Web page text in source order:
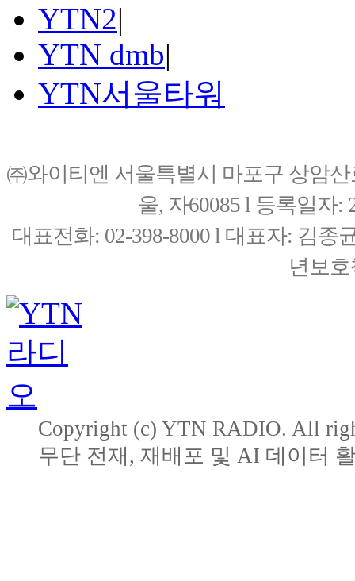
YTN2|
YTN dmb|
YTN서울타워
㈜와이티엔 서울특별시 마포구 상암
울, 자60085 l 등록일자:
대표전화: 02-398-8000 l 대표자: 김종
년보
Copyright (c) YTN RADIO. All
무단 전재, 재배포 및 AI 데이터